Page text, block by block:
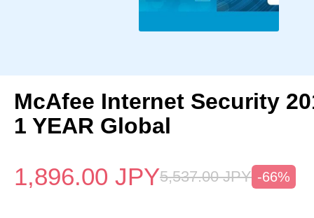
McAfee Internet Security
1 YEAR Global
1,896.00 JPY5,537.00 JPY -66%